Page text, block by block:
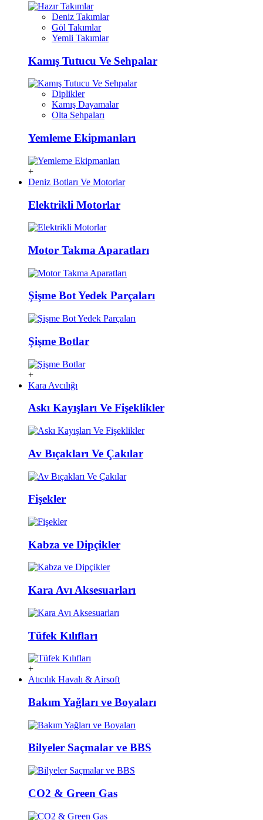
Deniz Takımlar
Göl Takımlar
Yemli Takımlar
Kamış Tutucu Ve Sehpalar
Diplikler
Kamış Dayamalar
Olta Sehpaları
Yemleme Ekipmanları
+
Deniz Botları Ve Motorlar
Elektrikli Motorlar
Motor Takma Aparatları
Şişme Bot Yedek Parçaları
Şişme Botlar
+
Kara Avcılığı
Askı Kayışları Ve Fişeklikler
Av Bıçakları Ve Çakılar
Fişekler
Kabza ve Dipçikler
Kara Avı Aksesuarları
Tüfek Kılıfları
+
Atıcılık Havalı & Airsoft
Bakım Yağları ve Boyaları
Bilyeler Saçmalar ve BBS
CO2 & Green Gas